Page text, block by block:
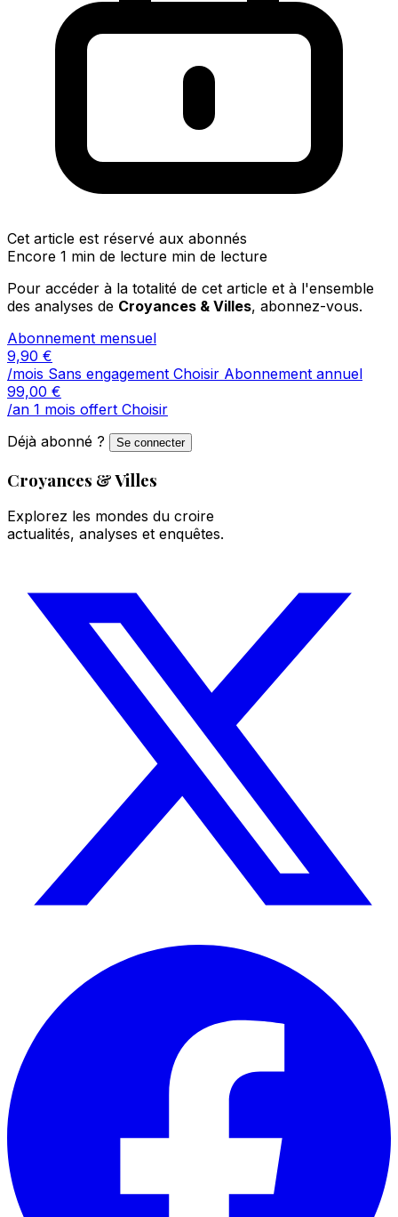
Cet article est réservé aux abonnés
Encore 1 min de lecture min de lecture
Pour accéder à la totalité de cet article et à l'ensemble
des analyses de Croyances & Villes, abonnez-vous.
Abonnement mensuel
9,90 €
/mois Sans engagement Choisir Abonnement annuel
99,00 €
/an 1 mois offert Choisir
Déjà abonné ?
Se connecter
Croyances & Villes
Explorez les mondes du croire
actualités, analyses et enquêtes.